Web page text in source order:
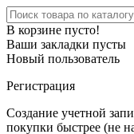
В корзине пусто!
Ваши закладки пусты
Новый пользователь
Регистрация
Создание учетной
покупки быстрее (не